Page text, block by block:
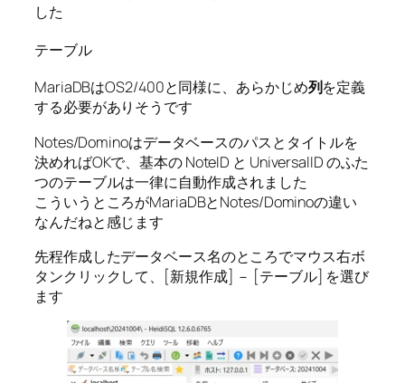
した
テーブル
MariaDBはOS2/400と同様に、あらかじめ列を定義
する必要がありそうです
Notes/Dominoはデータベースのパスとタイトルを
決めればOKで、基本の NoteID と UniversalID のふた
つのテーブルは一律に自動作成されました
こういうところがMariaDBとNotes/Dominoの違い
なんだねと感じます
先程作成したデータベース名のところでマウス右ボ
タンクリックして、[新規作成] － [テーブル] を選び
ます